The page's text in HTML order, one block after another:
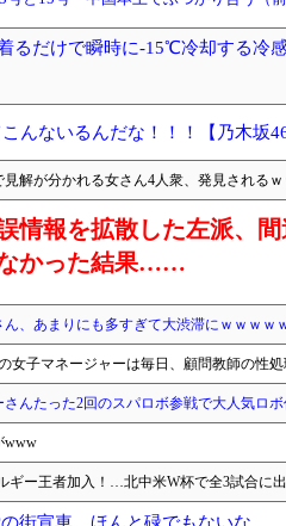
るだけで瞬時に-15℃冷却する冷
んないるんだな！！！【乃木坂46
見解が分かれる女さん4人衆、発見される
情報を拡散した左派、
かった結果……
ん、あまりにも多すぎて大渋滞にｗｗｗｗ
女子マネージャーは毎日、顧問教師の性処
さんたった2回のスパロボ参戦で大人気ロ
www
ギー王者加入！…北中米W杯で全3試合に